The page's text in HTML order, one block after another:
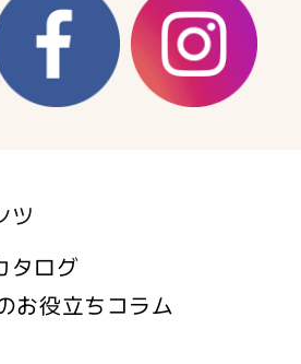
ツ
タログ
お役立ちコラム